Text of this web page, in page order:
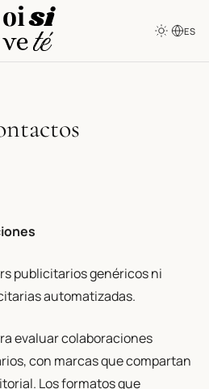
ES
publicitarios genéricos ni
automatizadas.
evaluar colaboraciones
con marcas que compartan
Los formatos que